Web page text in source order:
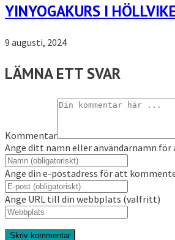
YINYOGAKURS I
9 augusti, 2024
LÄMNA ETT SVAR
Kommentar
Ange ditt namn eller användarnamn
Ange din e-postadress för att
Ange URL till din webbplats (valfritt)